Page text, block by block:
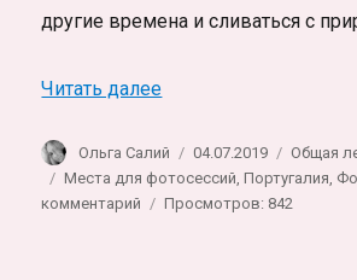
другие времена и сливаться с
Читать далее«Синтра,
Автор
Ольга Салий Опубликовано
04.07.2019 Рубрики
Общая
Метки
Места для фотосессий ,Португалия
комментарий
Просмотров: 842